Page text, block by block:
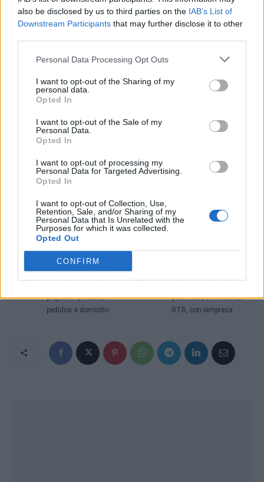
also be disclosed by us to third parties on the IAB’s List of
Downstream Participants that may further disclose it to other
Personal Data Processing Opt Outs
I want to opt-out of the Sharing of my
personal data.
Opted In
I want to opt-out of the Sale of my
Personal Data.
Opted In
I want to opt-out of processing my
Personal Data for Targeted Advertising.
Opted In
I want to opt-out of Collection, Use,
Retention, Sale, and/or Sharing of my
Personal Data that Is Unrelated with the
Purposes for which it was collected.
Opted Out
CONFIRM
inferior a la rentabilidad de una inversión,
entonces no conviene amortizar. Mientras que,
si se paga un interés alto y difícilmente se
puede superar con una inversión, es preferible
amortizar.
cómo es, qué objetivo tiene, qué quiere y qué
riesgo quiere asumir con su dinero. Si se
preguntarse todos los conceptos que se han
indicado anteriormente.
Artículo anterior
Un rider pasó de ser
propia empresa de
pedidos a domicilio
publicidad a través del
RTB, con Iempresa